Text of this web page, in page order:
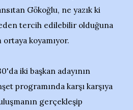
Gökoğlu, ne yazık ki
tercih edilebilir olduğuna
koyamıyor.
iki başkan adayının
programında karşı karşıya
gerçekleşip